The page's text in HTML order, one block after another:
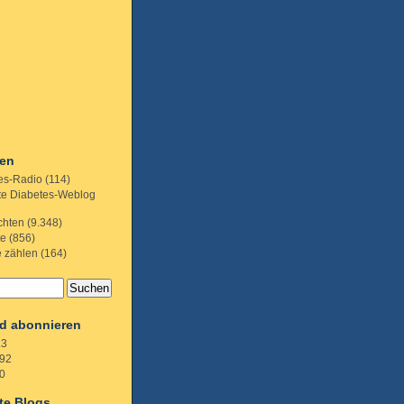
Radio (114)
Diabetes-Weblog
(9.348)
(856)
zählen (164)
abonnieren